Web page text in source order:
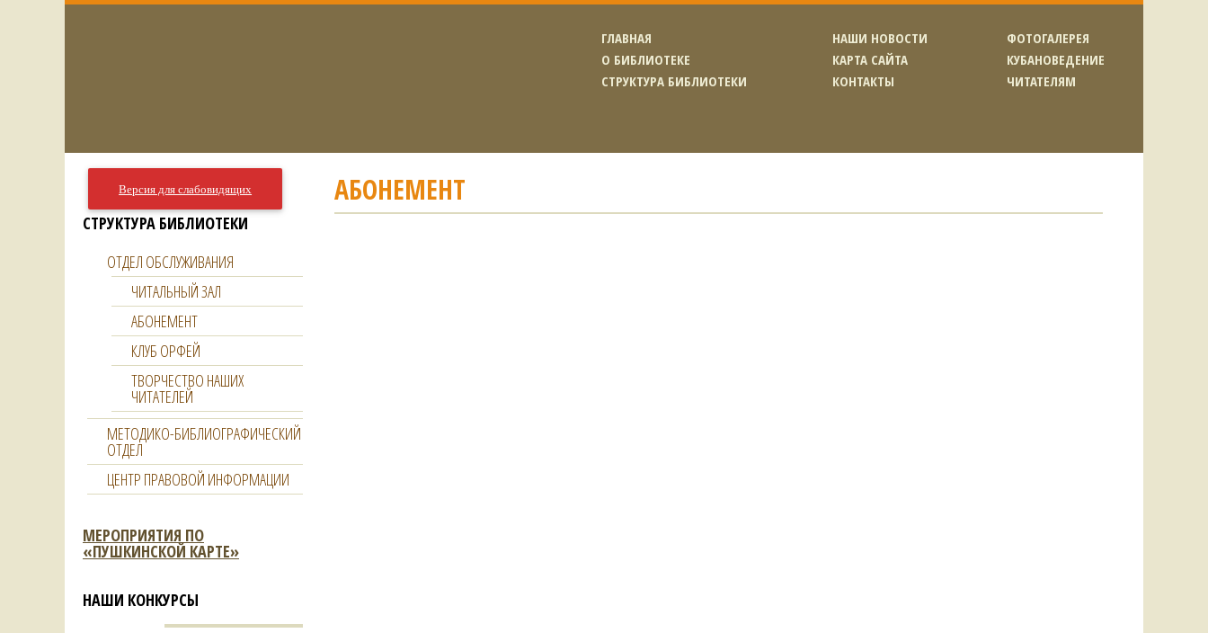
ГЛАВНАЯ
О БИБЛИОТЕКЕ
СТРУКТУРА БИБЛИОТЕКИ
НАШИ НОВОСТИ
КАРТА САЙТА
КОНТАКТЫ
ФОТОГАЛЕРЕЯ
КУБАНОВЕДЕНИЕ
ЧИТАТЕЛЯМ
АБОНЕМЕНТ
Версия для слабовидящих
СТРУКТУРА БИБЛИОТЕКИ
ОТДЕЛ ОБСЛУЖИВАНИЯ
ЧИТАЛЬНЫЙ ЗАЛ
АБОНЕМЕНТ
КЛУБ ОРФЕЙ
ТВОРЧЕСТВО НАШИХ
ЧИТАТЕЛЕЙ
МЕТОДИКО-БИБЛИОГРАФИЧЕСКИЙ
ОТДЕЛ
ЦЕНТР ПРАВОВОЙ ИНФОРМАЦИИ
МЕРОПРИЯТИЯ ПО
«ПУШКИНСКОЙ КАРТЕ»
НАШИ КОНКУРСЫ